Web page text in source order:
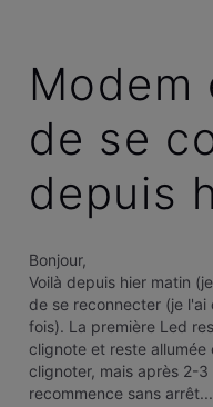
Modem
de se
depuis
Bonjour,
Voilà depuis hier matin
de se reconnecter (je
fois). La première Led
clignote et reste allumée
clignoter, mais après 2-
recommence sans